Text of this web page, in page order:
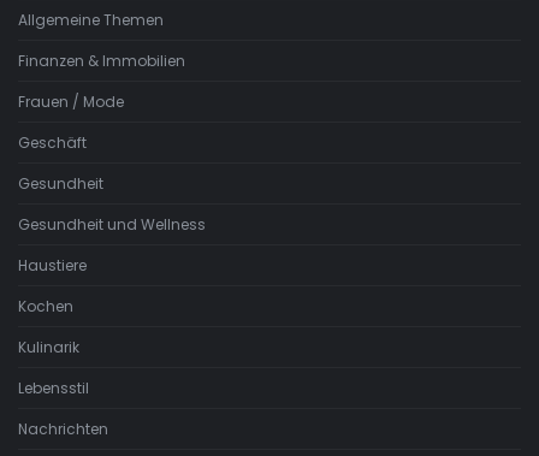
Allgemeine Themen
Finanzen & Immobilien
Frauen / Mode
Geschäft
Gesundheit
Gesundheit und Wellness
Haustiere
Kochen
Kulinarik
Lebensstil
Nachrichten